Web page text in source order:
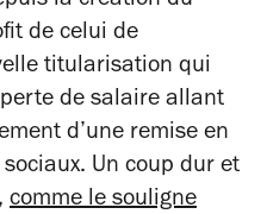
de celui de
titularisation qui
de salaire allant
d’une remise en
Un coup dur et
comme le souligne